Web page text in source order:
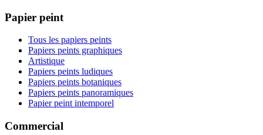
Papier peint
Tous les papiers peints
Papiers peints graphiques
Artistique
Papiers peints ludiques
Papiers peints botaniques
Papiers peints panoramiques
Papier peint intemporel
Commercial